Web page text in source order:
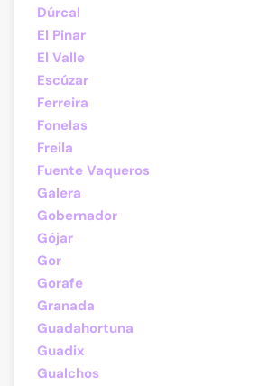
Dúrcal
El Pinar
El Valle
Escúzar
Ferreira
Fonelas
Freila
Fuente Vaqueros
Galera
Gobernador
Gójar
Gor
Gorafe
Granada
Guadahortuna
Guadix
Gualchos